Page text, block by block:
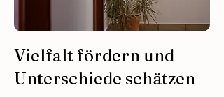
Vielfalt fördern und
Unterschiede schätzen